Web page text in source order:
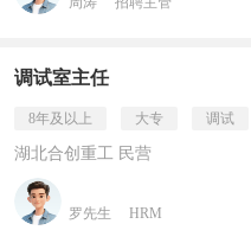
调试室主任
8年及以上 大专 调试
湖北合创重工 民营
罗先生 HRM